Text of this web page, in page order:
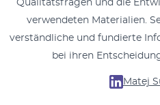
Qualitätsfragen und die
verwendeten Materialien.
verständliche und fundierte
bei ihren
Matej